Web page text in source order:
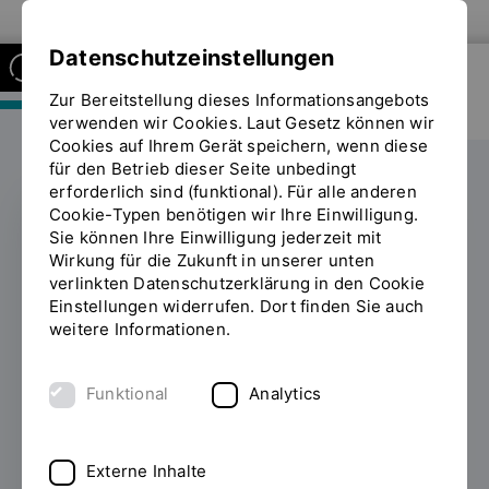
FAKULTÄT MASCHINENBAU
Maschinenbau auch im
Master top
hervorragende Bewertungen von ihren
Master-Studierenden im Fach
Centrums für Hochschulentwicklung (CHE)
Datenschutzeinstellungen
Zur Bereitstellung dieses Informationsangebots
verwenden wir Cookies. Laut Gesetz können wir
Cookies auf Ihrem Gerät speichern, wenn diese
für den Betrieb dieser Seite unbedingt
erforderlich sind (funktional). Für alle anderen
Cookie-Typen benötigen wir Ihre Einwilligung.
Sie können Ihre Einwilligung jederzeit mit
Wirkung für die Zukunft in unserer unten
verlinkten Datenschutzerklärung in den Cookie
Einstellungen widerrufen. Dort finden Sie auch
weitere Informationen.
Funktional Analytics
Externe Inhalte